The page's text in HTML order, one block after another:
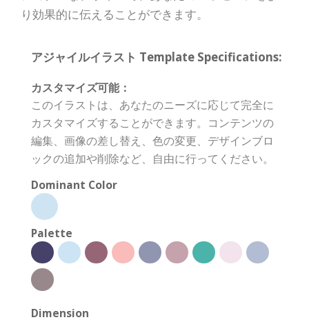
り効果的に伝えることができます。
アジャイルイラスト Template Specifications:
カスタマイズ可能：
このイラストは、あなたのニーズに応じて完全に
カスタマイズすることができます。コンテンツの
編集、画像の差し替え、色の変更、デザインブロ
ックの追加や削除など、自由に行ってください。
Dominant Color
Palette
Dimension